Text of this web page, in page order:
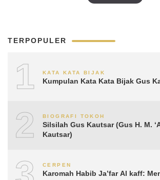
TERPOPULER
1 KATA KATA BIJAK
Kumpulan Kata Kata Bijak Gus
2 BIOGRAFI TOKOH
Silsilah Gus Kautsar (Gus H. M.
Kautsar)
CERPEN
Karomah Habib Ja’far Al kaff: